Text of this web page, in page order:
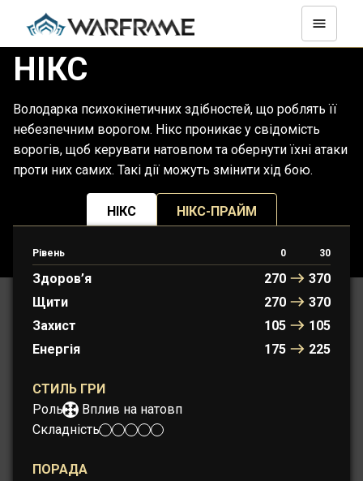
НІКС
Володарка психокінетичних здібностей, що роблять її
небезпечним ворогом. Нікс проникає у свідомість
ворогів, щоб керувати натовпом та обернути їхні атаки
проти них самих. Такі дії можуть змінити хід бою.
НІКС НІКС-ПРАЙМ
Рівень 0 30
Здоров’я 270
370
Щити
270
370
Захист
105
105
Енергія
175 225
СТИЛЬ ГРИ
Роль:
Вплив на натовп
Складність:
ПОРАДА